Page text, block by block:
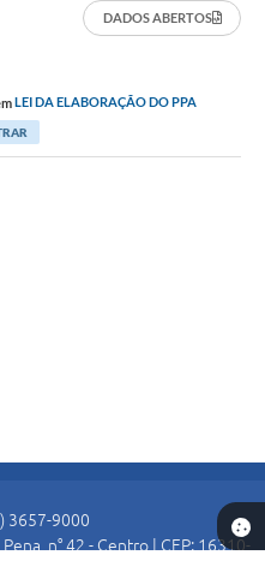
DADOS ABERTOS
LEI DA ELABORAÇÃO DO PPA
3657-9000
n° 42 - Centro | CEP: 16310-